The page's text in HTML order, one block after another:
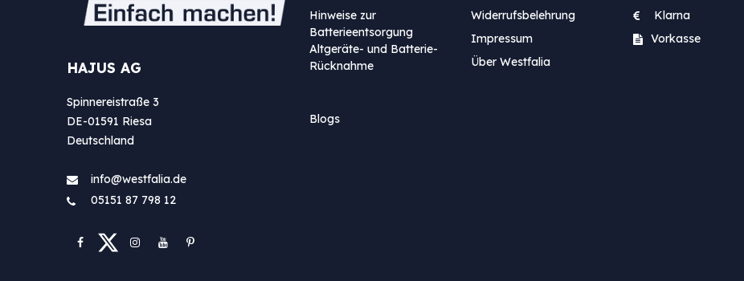
HAJUS AG
Spinnereistraße 3
DE-01591 Riesa
Deutschland
info@westfa​lia.de
05151 87 798 12
Hinweise zur
Batterieentsorgung
Altgeräte- und Batterie-
Rücknahme
Blogs
Widerrufsbelehrung
Impressum
Über Westfalia
Klarna
Vorkasse